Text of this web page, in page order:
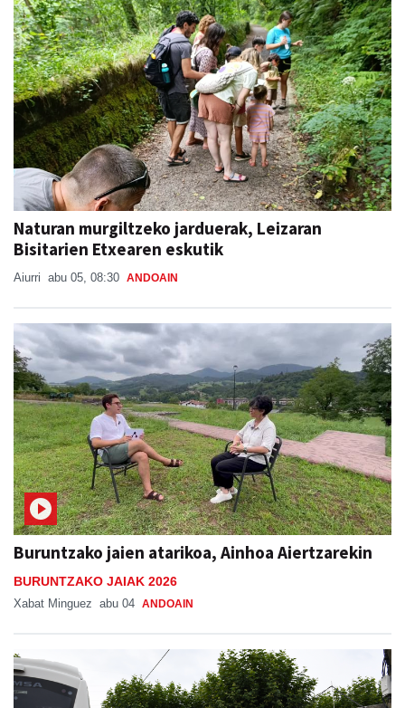
Naturan murgiltzeko jarduerak, Leizaran
Bisitarien Etxearen eskutik
Aiurri abu 05, 08:30 ANDOAIN
Buruntzako jaien atarikoa, Ainhoa Aiertzarekin
BURUNTZAKO JAIAK 2026
Xabat Minguez abu 04 ANDOAIN